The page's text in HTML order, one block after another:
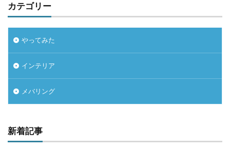
カテゴリー
やってみた
インテリア
メバリング
新着記事